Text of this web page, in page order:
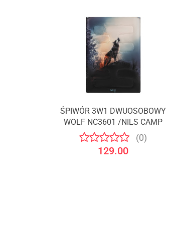
ŚPIWÓR 3W1 DWUOSOBOWY
WOLF NC3601 /NILS CAMP
(0)
129.00